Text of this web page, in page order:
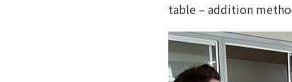
table – addition